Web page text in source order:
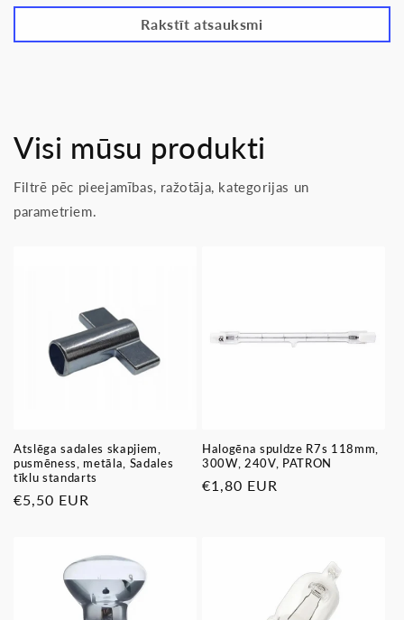
Rakstīt atsauksmi
Visi mūsu produkti
Filtrē pēc pieejamības, ražotāja, kategorijas un
parametriem.
Atslēga sadales skapjiem,
pusmēness, metāla, Sadales
tīklu standarts
Parastā
€5,50 EUR
Halogēna spuldze R7s 118mm,
300W, 240V, PATRON
Parastā
€1,80 EUR